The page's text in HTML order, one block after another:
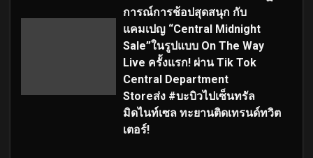
การณ์การช้อปสุดสนุก กับ
แคมเปญ “Central Midnight
Sale”ในรูปแบบ On The Way
Live ครั้งแรก! ผ่าน Tik Tok
Central Department
Storeส่ง #บะบิวไปเซ็นทรัล
มิดไนท์เซล ทะยานติดเทรนด์ทวิต
เตอร์!